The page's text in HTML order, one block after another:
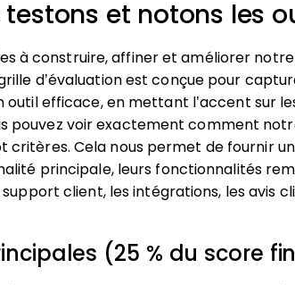
et notons les
à construire, affiner et améliorer
d’évaluation est conçue pour
outil efficace, en mettant l’accent sur
pouvez voir exactement comment
critères. Cela nous permet de fournir
principale, leurs fonctionnalités
support client, les intégrations, les avis
(25 % du score